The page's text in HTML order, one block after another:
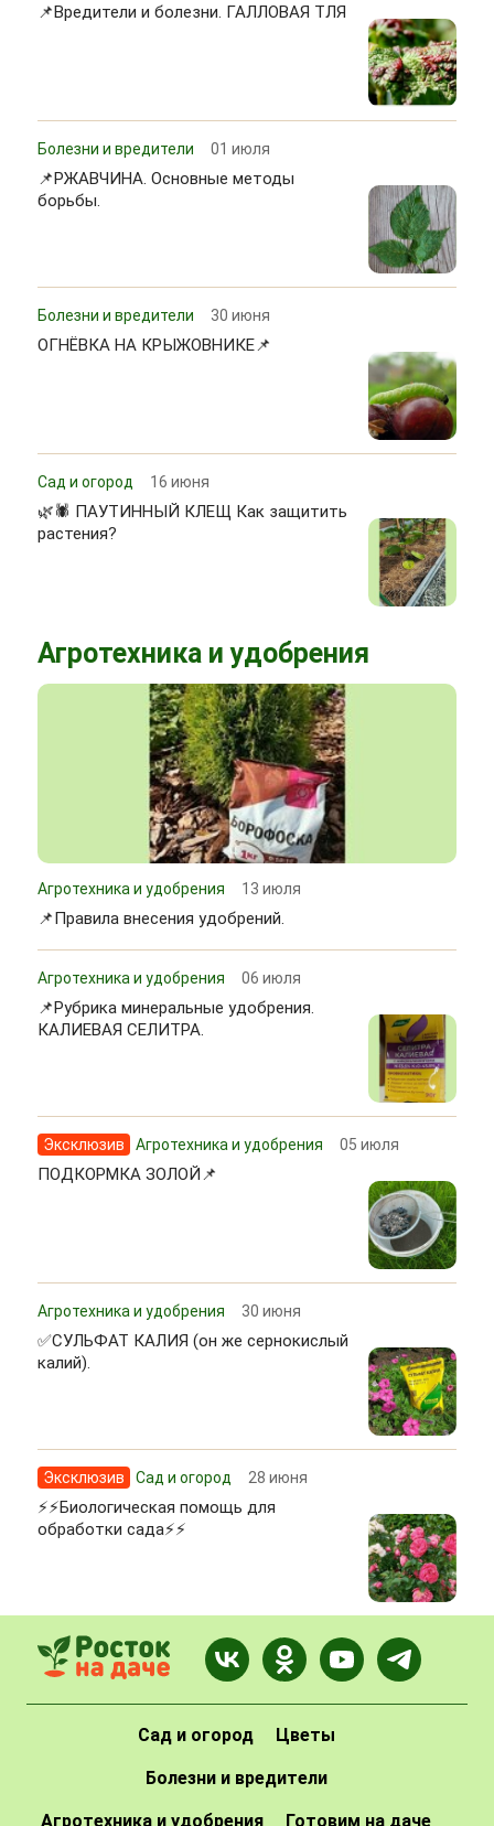
📌Вредители и болезни. ГАЛЛОВАЯ ТЛЯ
Болезни и вредители 01 июля
📌РЖАВЧИНА. Основные методы
борьбы.
Болезни и вредители 30 июня
ОГНЁВКА НА КРЫЖОВНИКЕ📌
Сад и огород 16 июня
🌿🕷 ПАУТИННЫЙ КЛЕЩ Как защитить
растения?
Агротехника и удобрения
Агротехника и удобрения 13 июля
📌Правила внесения удобрений.
Агротехника и удобрения 06 июля
📌Рубрика минеральные удобрения.
КАЛИЕВАЯ СЕЛИТРА.
Эксклюзив Агротехника и удобрения 05 июля
ПОДКОРМКА ЗОЛОЙ📌
Агротехника и удобрения 30 июня
✅СУЛЬФАТ КАЛИЯ (он же сернокислый
калий).
Эксклюзив Сад и огород 28 июня
⚡⚡Биологическая помощь для
обработки сада⚡⚡
Сад и огород Цветы
Болезни и вредители
Агротехника и удобрения Готовим на даче